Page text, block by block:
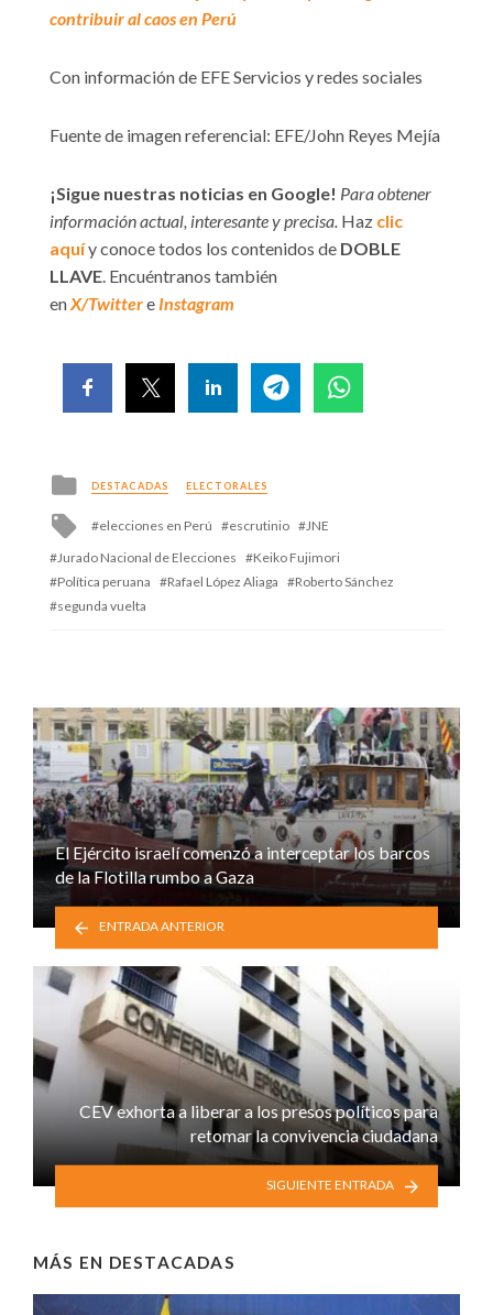
contribuir al caos en Perú
Con información de EFE Servicios y redes sociales
Fuente de imagen referencial: EFE/John Reyes Mejía
¡Sigue nuestras noticias en Google! Para obtener
información actual, interesante y precisa. Haz clic
aquíy conoce todos los contenidos de DOBLE
LLAVE. Encuéntranos también
enX/Twittere Instagram
Posted
in
DESTACADAS ELECTORALES
Tagged
elecciones en Perú escrutinio
JNE
Jurado Nacional de Elecciones
Keiko Fujimori
Política peruana
Rafael López Aliaga
Roberto Sánchez
segunda vuelta
El Ejército israelí comenzó a interceptar los barcos
de la Flotilla rumbo a Gaza
ENTRADA ANTERIOR
CEV exhorta a liberar a los presos políticos para
retomar la convivencia ciudadana
SIGUIENTE ENTRADA
MÁS EN DESTACADAS